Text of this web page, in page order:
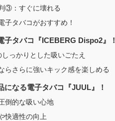
③：すぐに壊れる
子タバコがおすすめ！
子タバコ『ICEBERG Dispo2』！
っかりとした吸いごたえ
らさらに強いキック感を楽しめる
になる電子タバコ『JUUL』！
倒的な吸い心地
快適性の向上